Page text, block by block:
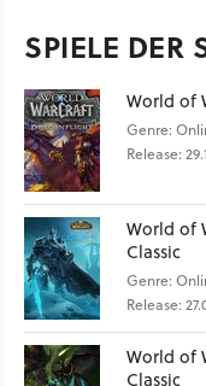
SPIELE DER
World of
Genre:
Release:
World of
Classic
Genre:
Release:
World of
Classic